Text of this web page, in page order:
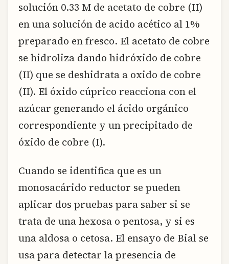
solución 0.33 M de acetato de cobre (II)
en una solución de acido acético al 1%
preparado en fresco. El acetato de cobre
se hidroliza dando hidróxido de cobre
(II) que se deshidrata a oxido de cobre
(II). El óxido cúprico reacciona con el
azúcar generando el ácido orgánico
correspondiente y un precipitado de
óxido de cobre (I).
Cuando se identifica que es un
monosacárido reductor se pueden
aplicar dos pruebas para saber si se
trata de una hexosa o pentosa, y si es
una aldosa o cetosa. El ensayo de Bial se
usa para detectar la presencia de